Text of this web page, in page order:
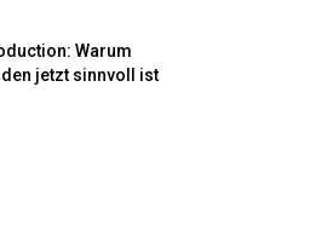
Warum
jetzt sinnvoll ist